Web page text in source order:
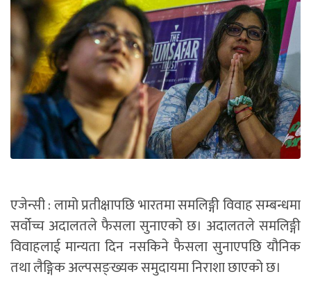
एजेन्सी : लामो प्रतीक्षापछि भारतमा समलिङ्गी विवाह सम्बन्धमा
सर्वोच्च अदालतले फैसला सुनाएको छ। अदालतले समलिङ्गी
विवाहलाई मान्यता दिन नसकिने फैसला सुनाएपछि यौनिक
तथा लैङ्गिक अल्पसङ्ख्यक समुदायमा निराशा छाएको छ।